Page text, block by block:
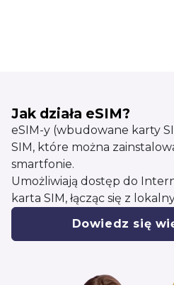
Jak działa eSIM?
eSIM-y (wbudowane karty
SIM, które można
smartfonie.
Umożliwiają dostęp do
karta SIM, łącząc się z
Dowiedz się